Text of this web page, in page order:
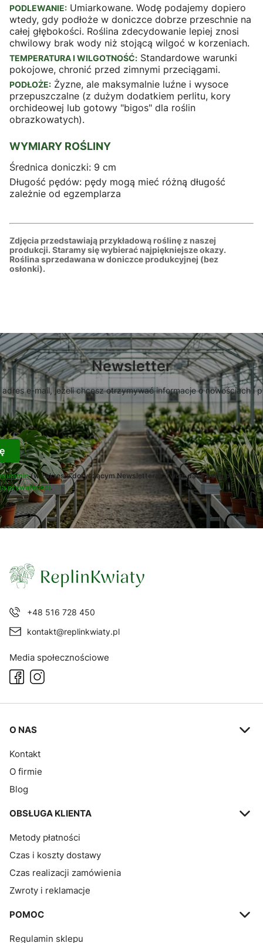
PODLEWANIE: Umiarkowane. Wodę podajemy dopiero
wtedy, gdy podłoże w doniczce dobrze przeschnie na
całej głębokości. Roślina zdecydowanie lepiej znosi
chwilowy brak wody niż stojącą wilgoć w korzeniach.
TEMPERATURA I WILGOTNOŚĆ: Standardowe warunki
pokojowe, chronić przed zimnymi przeciągami.
PODŁOŻE: Żyzne, ale maksymalnie luźne i wysoce
przepuszczalne (z dużym dodatkiem perlitu, kory
orchideowej lub gotowy "bigos" dla roślin
obrazkowatych).
WYMIARY ROŚLINY
Średnica doniczki: 9 cm
Długość pędów: pędy mogą mieć różną długość
zależnie od egzemplarza
Zdjęcia przedstawiają przykładową roślinę z naszej
produkcji. Staramy się wybierać najpiękniejsze okazy.
Roślina sprzedawana w doniczce produkcyjnej (bez
osłonki).
Newsletter
adres e-mail, jeżeli chcesz otrzymywać informacje o nowościach i
mail
(w zakresie dotyczącym Newslettera). Twoje dane będą
prywatności.
+48 516 728 450
kontakt@replinkwiaty.pl
Media społecznościowe
Linki w stopce
O NAS
Kontakt
O firmie
Blog
OBSŁUGA KLIENTA
Metody płatności
Czas i koszty dostawy
Czas realizacji zamówienia
Zwroty i reklamacje
POMOC
Regulamin sklepu